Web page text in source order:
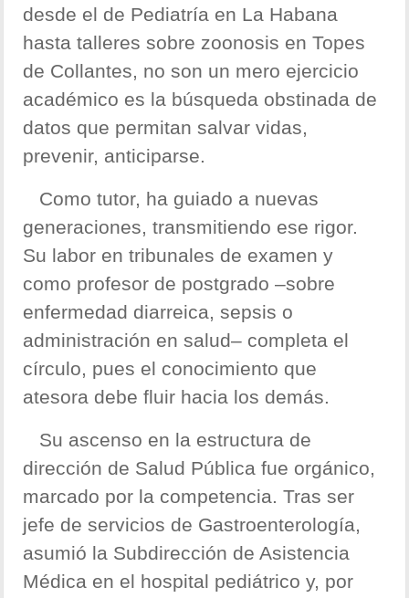
desde el de Pediatría en La Habana
hasta talleres sobre zoonosis en Topes
de Collantes, no son un mero ejercicio
académico es la búsqueda obstinada de
datos que permitan salvar vidas,
prevenir, anticiparse.
Como tutor, ha guiado a nuevas
generaciones, transmitiendo ese rigor.
Su labor en tribunales de examen y
como profesor de postgrado –sobre
enfermedad diarreica, sepsis o
administración en salud– completa el
círculo, pues el conocimiento que
atesora debe fluir hacia los demás.
Su ascenso en la estructura de
dirección de Salud Pública fue orgánico,
marcado por la competencia. Tras ser
jefe de servicios de Gastroenterología,
asumió la Subdirección de Asistencia
Médica en el hospital pediátrico y, por